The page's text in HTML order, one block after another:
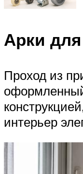
Арки
Проход из
интерьер